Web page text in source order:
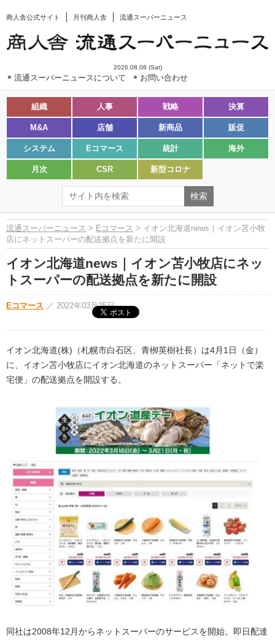
商人舎公式サイト 月刊商人舎 流通スーパーニュース
2026.08.08 (Sat)
流通スーパーニュースについて お問い合わせ
組織 人事 戦略 決算
M&A 店舗 新商品 販促
システム Eコマース 統計 海外
月次 CSR 新型コロナ
流通スーパーニュース > Eコマース > イオン北海道news｜イオン苫小牧
店にネットスーパーの配送拠点を新たに開設
イオン北海道news｜イオン苫小牧店にネッ
トスーパーの配送拠点を新たに開設
Eコマース ／ 2022年03月25日
イオン北海道(株)（札幌市白石区、青栁英樹社長）は4月1日（金）
に、イオン苫小牧店にイオン北海道のネットスーパー「ネットで楽
宅便」の配送拠点を開設する。
同社は2008年12月からネットスーパーのサービスを開始。即日配達